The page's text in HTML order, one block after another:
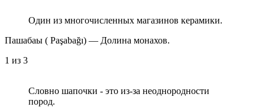
Один из многочисленных магазинов керамики.
Пашабаы ( Paşabağı) — Долина монахов.
1 из 3
Словно шапочки - это из-за неоднородности
пород.